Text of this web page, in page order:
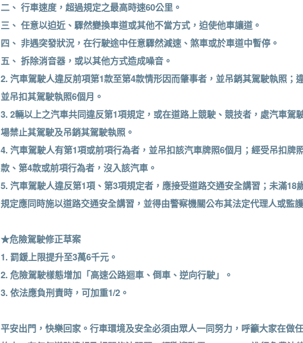
二、 行車速度，超過規定之最高時速60公里。
三、 任意以迫近、驟然變換車道或其他不當方式，迫使他車讓道。
四、 非遇突發狀況，在行駛途中任意驟然減速、煞車或於車道中暫停。
五、 拆除消音器，或以其他方式造成噪音。
2. 汽車駕駛人違反前項第1款至第4款情形因而肇事者，並吊銷其駕駛執照；
並吊扣其駕駛執照6個月。
3. 2輛以上之汽車共同違反第1項規定，或在道路上競駛、競技者，處汽車駕
場禁止其駕駛及吊銷其駕駛執照。
4. 汽車駕駛人有第1項或前項行為者，並吊扣該汽車牌照6個月；經受吊扣牌
款、第4款或前項行為者，沒入該汽車。
5. 汽車駕駛人違反第1項、第3項規定者，應接受道路交通安全講習；未滿18
規定應同時施以道路交通安全講習，並得由警察機關公布其法定代理人或監
★危險駕駛修正草案
1. 罰鍰上限提升至3萬6千元。
2. 危險駕駛樣態增加「高速公路迴車、倒車、逆向行駛」。
3. 依法應負刑責時，可加重1/2。
平安出門，快樂回家。行車環境及安全必須由眾人一同努力，呼籲大家在做